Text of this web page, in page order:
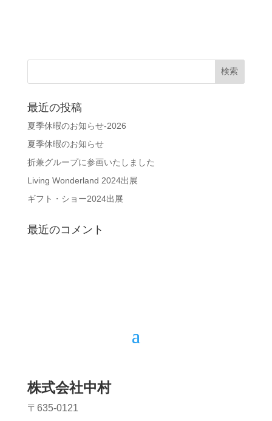
最近の投稿
夏季休暇のお知らせ-2026
夏季休暇のお知らせ
折兼グループに参画いたしました
Living Wonderland 2024出展
ギフト・ショー2024出展
最近のコメント
株式会社中村
〒635-0121